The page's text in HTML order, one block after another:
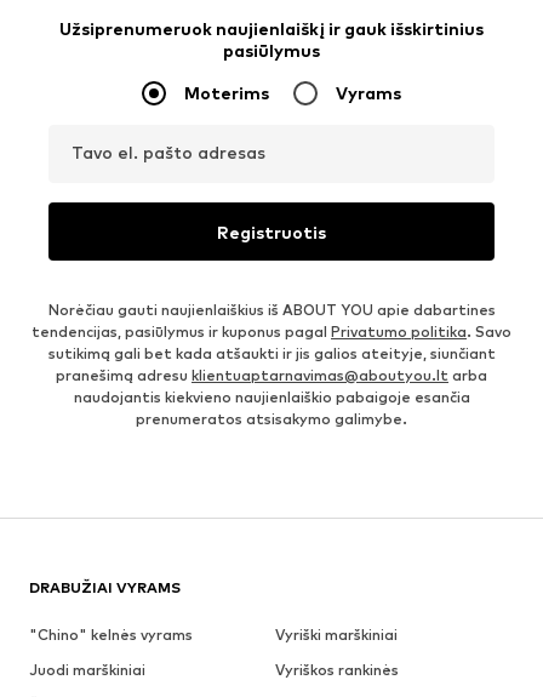
Užsiprenumeruok naujienlaiškį ir gauk išskirtinius
pasiūlymus
Moterims Vyrams
Tavo el. pašto adresas
Registruotis
Norėčiau gauti naujienlaiškius iš ABOUT YOU apie dabartines
tendencijas, pasiūlymus ir kuponus pagal Privatumo politika. Savo
sutikimą gali bet kada atšaukti ir jis galios ateityje, siunčiant
pranešimą adresu klientuaptarnavimas@aboutyou.lt arba
naudojantis kiekvieno naujienlaiškio pabaigoje esančia
prenumeratos atsisakymo galimybe.
DRABUŽIAI VYRAMS
"Chino" kelnės vyrams
Vyriški marškiniai
Juodi marškiniai
Vyriškos rankinės